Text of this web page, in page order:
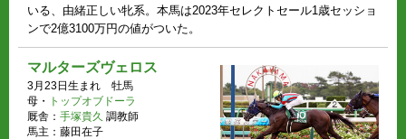
いる、由緒正しい牝系。本馬は2023年セレクトセール1歳セッショ
ンで2億3100万円の値がついた。
マルターズヴェロス
3月23日生まれ 牡馬
母・
トップオブドーラ
厩舎： 手塚貴久 調教師
馬主：藤田在子